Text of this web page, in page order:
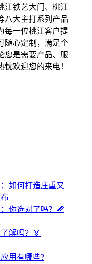
江铁艺大门、桃江
八大主打系列产品
每一位桃江客户提
随心定制，满足个
您是需要产品、服
欢迎您的来电！
如何打造庄重又
你选对了吗？📏
解吗？🏅
用有哪些?